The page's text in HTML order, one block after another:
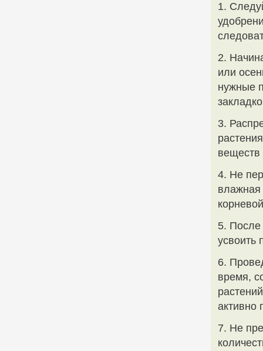
1.
2.
или
нужные
3.
веществ
4. Не
влажная
5. После
усвоить
6.
время,
активно
7. Не